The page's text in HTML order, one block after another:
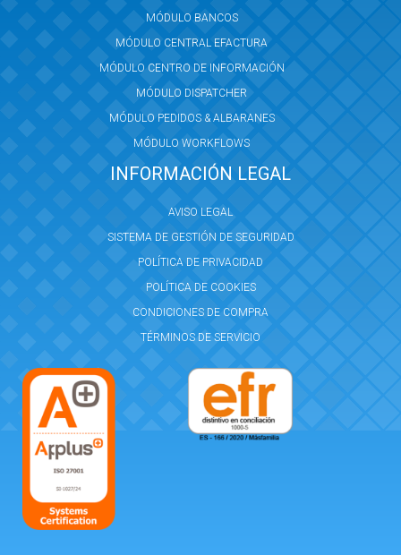
MÓDULO BANCOS
MÓDULO CENTRAL EFACTURA
MÓDULO CENTRO DE INFORMACIÓN
MÓDULO DISPATCHER
MÓDULO PEDIDOS & ALBARANES
MÓDULO WORKFLOWS
INFORMACIÓN LEGAL
AVISO LEGAL
SISTEMA DE GESTIÓN DE SEGURIDAD
POLÍTICA DE PRIVACIDAD
POLÍTICA DE COOKIES
CONDICIONES DE COMPRA
TÉRMINOS DE SERVICIO